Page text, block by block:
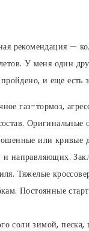
рекомендация —
У меня один
и еще есть
газ-тормоз,
Оригинальные
или кривые
и направляющих.
Тяжелые
Постоянные
соли зимой, песка,